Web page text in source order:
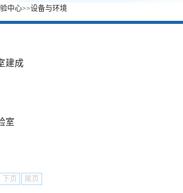
中心>>设备与环境
建成
室
下页 尾页